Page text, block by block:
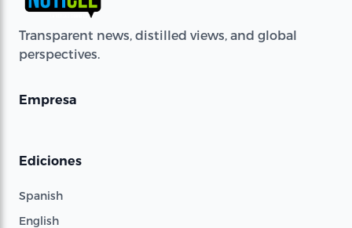
Transparent news, distilled views, and global
perspectives.
Empresa
Ediciones
Spanish
English